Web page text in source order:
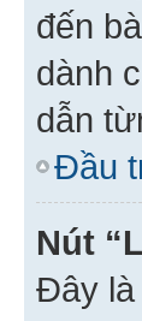
đến
dành
dẫn
Đầu
Nút
Đây là